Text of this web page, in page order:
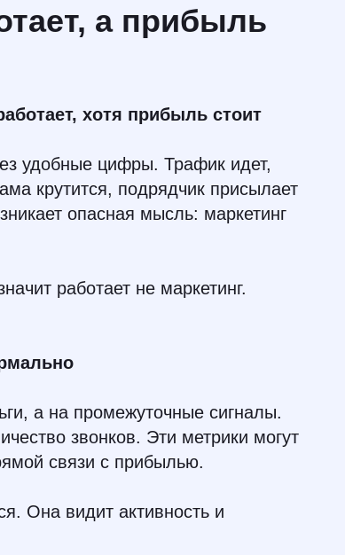
а прибыль
хотя прибыль стоит
удобные цифры. Трафик идет,
крутится, подрядчик присылает
опасная мысль: маркетинг
работает не маркетинг.
а на промежуточные сигналы.
звонков. Эти метрики могут
связи с прибылью.
Она видит активность и